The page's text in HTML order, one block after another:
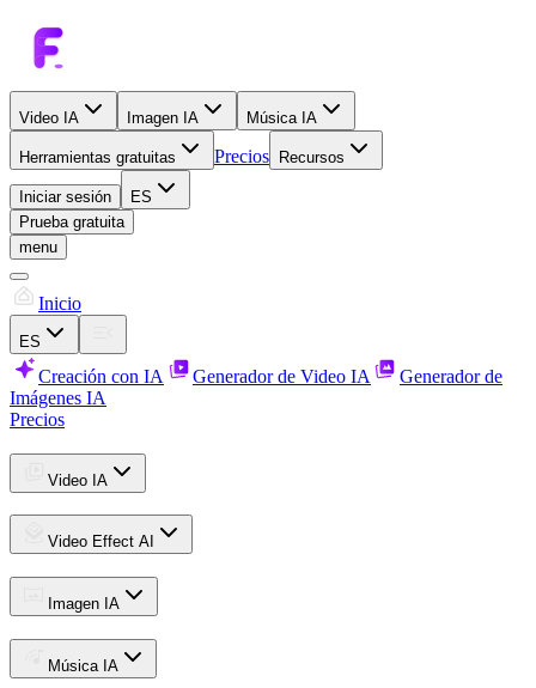
Video IA Imagen IA Música IA
Herramientas gratuitas Precios Recursos
Iniciar sesión
ES
Prueba gratuita
menu
Inicio
ES
Creación con IA Generador de Video IA
Generador de
Imágenes IA
Precios
Video IA
Video Effect AI
Imagen IA
Música IA